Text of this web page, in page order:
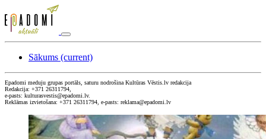
Sākums (current)
Epadomi meduju grupas portāls, saturu nodrošina Kultūras Vēstis.lv redakcija
Redakcija: +371 26311794,
e-pasts: kulturasvestis@epadomi.lv.
Reklāmas izvietošana: +371 26311794, e-pasts: reklama@epadomi.lv